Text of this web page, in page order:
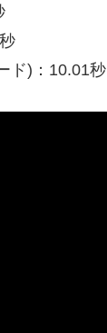
ド)：10.01秒